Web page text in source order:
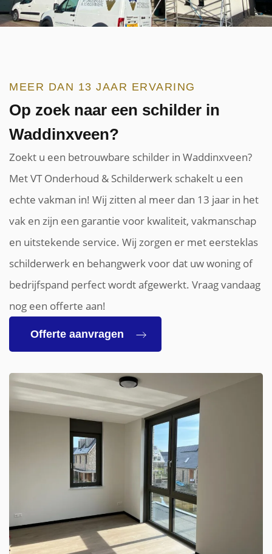
MEER DAN 13 JAAR ERVARING
Op zoek naar een schilder in
Waddinxveen?
Zoekt u een betrouwbare schilder in Waddinxveen?
Met VT Onderhoud & Schilderwerk schakelt u een
echte vakman in! Wij zitten al meer dan 13 jaar in het
vak en zijn een garantie voor kwaliteit, vakmanschap
en uitstekende service. Wij zorgen er met eersteklas
schilderwerk en behangwerk voor dat uw woning of
bedrijfspand perfect wordt afgewerkt. Vraag vandaag
nog een offerte aan!
Offerte aanvragen